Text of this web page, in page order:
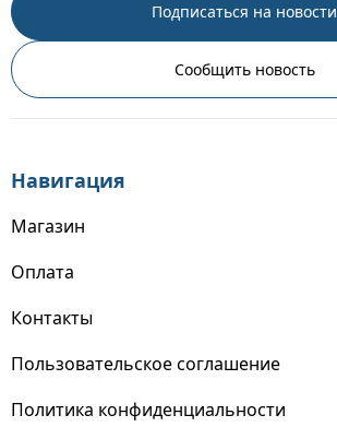
Подписаться на новости
Сообщить новость
Навигация
Магазин
Оплата
Контакты
Пользовательское соглашение
Политика конфиденциальности